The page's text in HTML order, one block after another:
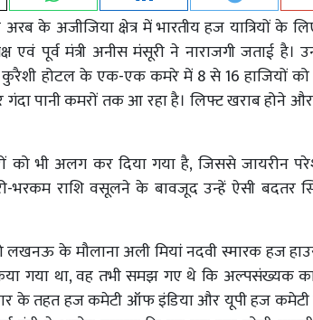
के अजीजिया क्षेत्र में भारतीय हज यात्रियों के
एवं पूर्व मंत्री अनीस मंसूरी ने नाराजगी जताई है।
होटल के एक-एक कमरे में 8 से 16 हाजियों को
पानी कमरों तक आ रहा है। लिफ्ट खराब होने
को भी अलग कर दिया गया है, जिससे जायरीन
राशि वसूलने के बावजूद उन्हें ऐसी बदतर
लखनऊ के मौलाना अली मियां नदवी स्मारक हज
गया था, वह तभी समझ गए थे कि अल्पसंख्यक
के तहत हज कमेटी ऑफ इंडिया और यूपी हज